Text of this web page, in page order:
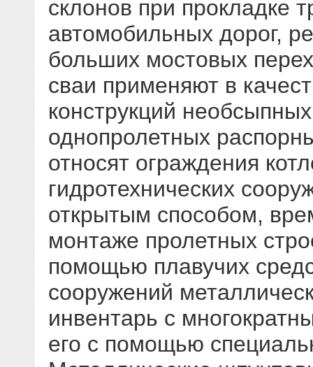
склонов при прокладке
автомобильных дорог,
больших мостовых
сваи применяют в
конструкций
однопролетных
относят ограждения
гидротехнических
открытым способом,
монтаже пролетных
помощью плавучих
сооружений
инвентарь с
его с помощью